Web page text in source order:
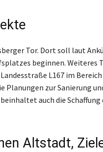
Tor. Dort soll laut
beginnen. Weiteres
L167 im
zur Sanierung
auch die Schaffung
Altstadt,